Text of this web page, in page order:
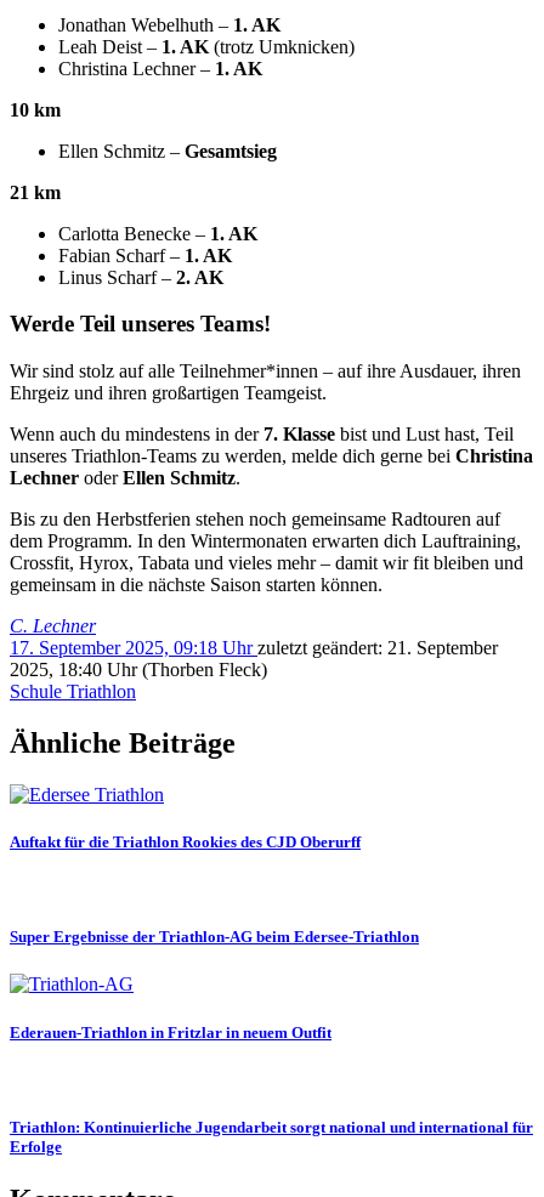
Jonathan Webelhuth – 1. AK
Leah Deist – 1. AK (trotz Umknicken)
Christina Lechner – 1. AK
10 km
Ellen Schmitz – Gesamtsieg
21 km
Carlotta Benecke – 1. AK
Fabian Scharf – 1. AK
Linus Scharf – 2. AK
Werde Teil unseres Teams!
Wir sind stolz auf alle Teilnehmer*innen – auf ihre Ausdauer, ihren
Ehrgeiz und ihren großartigen Teamgeist.
Wenn auch du mindestens in der 7. Klasse bist und Lust hast, Teil
unseres Triathlon-Teams zu werden, melde dich gerne bei Christina
Lechner oderEllen Schmitz.
Bis zu den Herbstferien stehen noch gemeinsame Radtouren auf
dem Programm. In den Wintermonaten erwarten dich Lauftraining,
Crossfit, Hyrox, Tabata und vieles mehr – damit wir fit bleiben und
gemeinsam in die nächste Saison starten können.
C. Lechner
17. September 2025, 09:18 Uhrzuletzt geändert: 21. September
2025, 18:40 Uhr(Thorben Fleck)
Schule Triathlon
Ähnliche Beiträge
Auftakt für die Triathlon Rookies des CJD Oberurff
Super Ergebnisse der Triathlon-AG beim Edersee-Triathlon
Ederauen-Triathlon in Fritzlar in neuem Outfit
Triathlon: Kontinuierliche Jugendarbeit sorgt national und international für
Erfolge